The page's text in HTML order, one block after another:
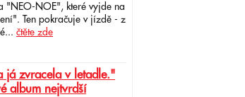
"NEO-NOE", které vyjde na
Ten pokračuje v jízdě - z
čtěte zde
já zvracela v letadle."
album nejtvrdší